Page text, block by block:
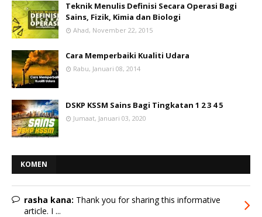
Teknik Menulis Definisi Secara Operasi Bagi
Sains, Fizik, Kimia dan Biologi
Ahad, November 22, 2015
Cara Memperbaiki Kualiti Udara
Rabu, Januari 08, 2014
DSKP KSSM Sains Bagi Tingkatan 1 2 3 4 5
Jumaat, Januari 03, 2020
KOMEN
rasha kana: Thank you for sharing this informative
article. I ...